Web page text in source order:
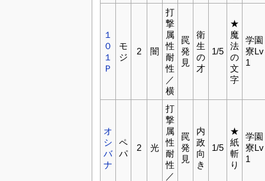
１
０
１
Ｐ
モ
ジ
2 闇
打
撃
属
性
耐
性
／
横
罠
発
見
衛
生
の
才
1/5
★
魔
法
の
文
字
学園
寮Lv
1
オ
シ
バ
ナ
ペ
パ
2 光
打
撃
属
性
耐
性
／
罠
発
見
内
政
向
き
1/5
★
紙
斬
り
学園
寮Lv
1